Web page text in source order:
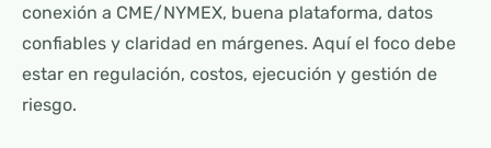
conexión a CME/NYMEX, buena plataforma, datos
confiables y claridad en márgenes. Aquí el foco debe
estar en regulación, costos, ejecución y gestión de
riesgo.